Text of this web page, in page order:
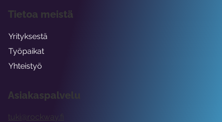
Asiakaspalvelu
tuki@rockway.fi
Tietoa meistä
Yrityksestä
Työpaikat
Yhteistyö